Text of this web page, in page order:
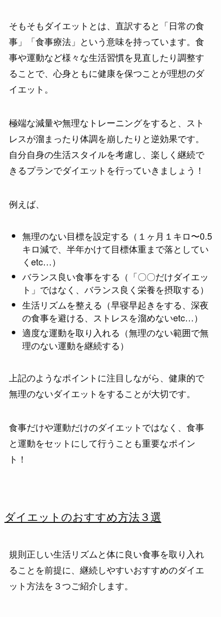
そもそもダイエットとは、直訳すると「日常の食
事」「食事療法」という意味を持っています。食
事や運動など様々な生活習慣を見直したり調整す
ることで、心身ともに健康を保つことが理想のダ
イエット。
極端な減量や無理なトレーニングをすると、スト
レスが溜まったり体調を崩したりと逆効果です。
自分自身の生活スタイルを考慮し、楽しく継続で
きるプランでダイエットを行っていきましょう！
例えば、
無理のない目標を設定する（１ヶ月１キロ〜0.5
キロ減で、半年かけて目標体重まで落としてい
くetc…）
バランス良い食事をする（「〇〇だけダイエッ
ト」ではなく、バランス良く栄養を摂取する）
生活リズムを整える（早寝早起きをする、深夜
の食事を避ける、ストレスを溜めないetc…）
適度な運動を取り入れる（無理のない範囲で無
理のない運動を継続する）
上記のようなポイントに注目しながら、健康的で
無理のないダイエットをすることが大切です。
食事だけや運動だけのダイエットではなく、食事
と運動をセットにして行うことも重要なポイン
ト！
ダイエットのおすすめ方法３選
規則正しい生活リズムと体に良い食事を取り入れ
ることを前提に、継続しやすいおすすめのダイエ
ット方法を３つご紹介します。